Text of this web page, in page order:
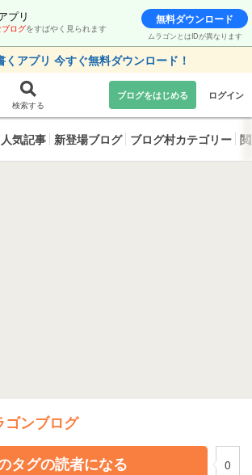
プリ
ログをすばやく見られます
無料ダウンロード
ムラゴンとはIDが異なります
くアプリ 今すぐ無料ダウンロード！
検索する
ブログをはじめる ログイン
人気記事 新登場ブログ ブログ村カテゴリー
ゴンブログ
タグの読者になる
0